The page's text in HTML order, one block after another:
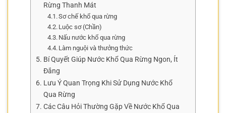
Rừng Thanh Mát
Sơ chế khổ qua rừng
Luộc sơ (Chần)
Nấu nước khổ qua rừng
Làm nguội và thưởng thức
Bí Quyết Giúp Nước Khổ Qua Rừng Ngon, Ít
Đắng
Lưu Ý Quan Trọng Khi Sử Dụng Nước Khổ
Qua Rừng
Các Câu Hỏi Thường Gặp Về Nước Khổ Qua